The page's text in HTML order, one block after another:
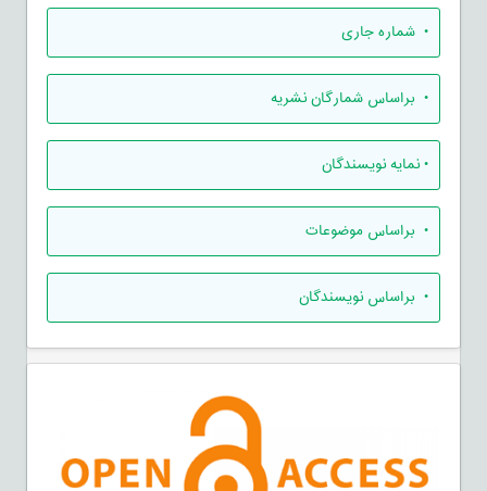
• شماره جاری
• براساس شمارگان نشریه
•نمایه نویسندگان
• براساس موضوعات
• براساس نویسندگان